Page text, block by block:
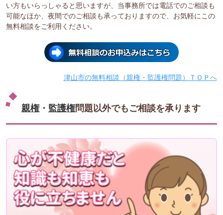
い方もいらっしゃると思いますが、当事務所では電話でのご相談も
可能なほか、夜間でのご相談も承っておりますので、お気軽にこの
無料相談をご利用ください。
津山市の無料相談（親権・監護権問題）ＴＯＰへ
親権・ 監護権問題以外でもご相談を承ります